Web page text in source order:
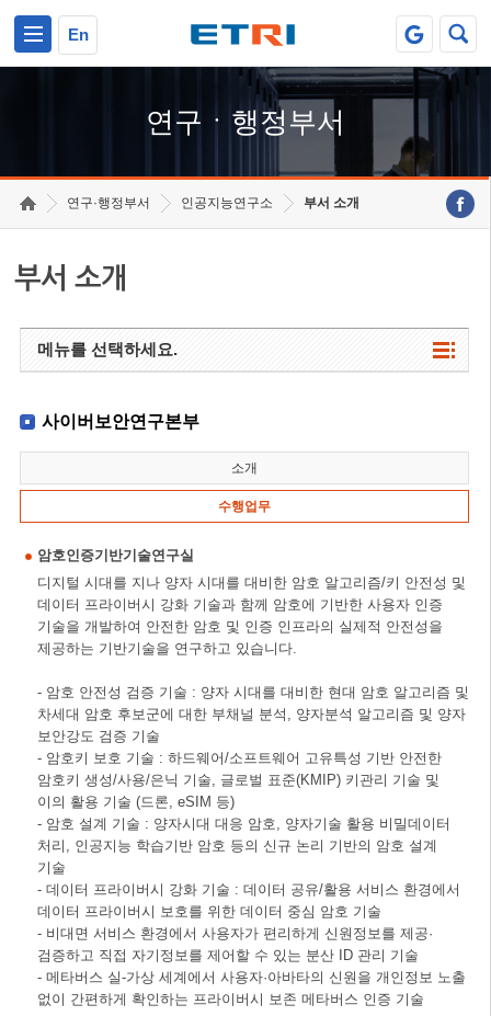
En
연구ㆍ행정부서
연구·행정부서 인공지능연구소 부서 소개
부서 소개
메뉴를 선택하세요.
사이버보안연구본부
소개
수행업무
암호인증기반기술연구실
디지털 시대를 지나 양자 시대를 대비한 암호 알고리즘/키 안전성 및
데이터 프라이버시 강화 기술과 함께 암호에 기반한 사용자 인증
기술을 개발하여 안전한 암호 및 인증 인프라의 실제적 안전성을
제공하는 기반기술을 연구하고 있습니다.
- 암호 안전성 검증 기술 : 양자 시대를 대비한 현대 암호 알고리즘 및
차세대 암호 후보군에 대한 부채널 분석, 양자분석 알고리즘 및 양자
보안강도 검증 기술
- 암호키 보호 기술 : 하드웨어/소프트웨어 고유특성 기반 안전한
암호키 생성/사용/은닉 기술, 글로벌 표준(KMIP) 키관리 기술 및
이의 활용 기술 (드론, eSIM 등)
- 암호 설계 기술 : 양자시대 대응 암호, 양자기술 활용 비밀데이터
처리, 인공지능 학습기반 암호 등의 신규 논리 기반의 암호 설계
기술
- 데이터 프라이버시 강화 기술 : 데이터 공유/활용 서비스 환경에서
데이터 프라이버시 보호를 위한 데이터 중심 암호 기술
- 비대면 서비스 환경에서 사용자가 편리하게 신원정보를 제공·
검증하고 직접 자기정보를 제어할 수 있는 분산 ID 관리 기술
- 메타버스 실-가상 세계에서 사용자·아바타의 신원을 개인정보 노출
없이 간편하게 확인하는 프라이버시 보존 메타버스 인증 기술